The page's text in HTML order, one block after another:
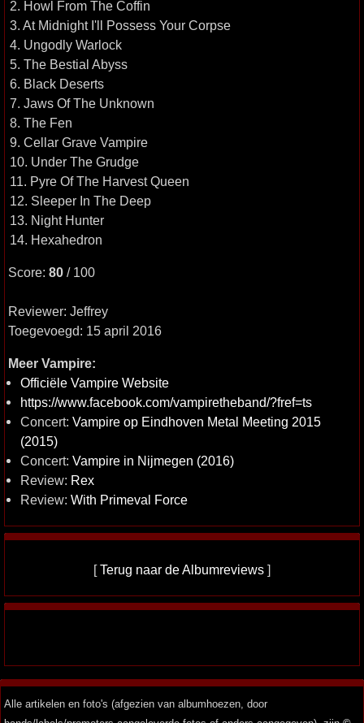
2. Howl From The Coffin
3. At Midnight I'll Possess Your Corpse
4. Ungodly Warlock
5. The Bestial Abyss
6. Black Deserts
7. Jaws Of The Unknown
8. The Fen
9. Cellar Grave Vampire
10. Under The Grudge
11. Pyre Of The Harvest Queen
12. Sleeper In The Deep
13. Night Hunter
14. Hexahedron
Score: 80 / 100
Reviewer: Jeffrey
Toegevoegd: 15 april 2016
Meer Vampire:
Officiële Vampire Website
https://www.facebook.com/vampiretheband/?fref=ts
Concert: Vampire op Eindhoven Metal Meeting 2015
(2015)
Concert: Vampire in Nijmegen (2016)
Review: Rex
Review: With Primeval Force
[Terug naar de Albumreviews ]
Alle artikelen en foto's (afgezien van albumhoezen, door